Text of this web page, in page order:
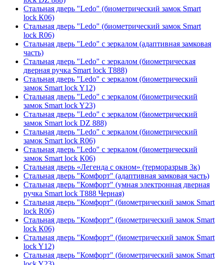
Стальная дверь "Ledo" (биометрический замок Smart
lock К06)
Стальная дверь "Ledo" (биометрический замок Smart
lock R06)
Стальная дверь "Ledo" с зеркалом (адаптивная замковая
часть)
Стальная дверь "Ledo" с зеркалом (биометрическая
дверная ручка Smart lock T888)
Стальная дверь "Ledo" с зеркалом (биометрический
замок Smart lock Y12)
Стальная дверь "Ledo" с зеркалом (биометрический
замок Smart lock Y23)
Стальная дверь "Ledo" с зеркалом (биометрический
замок Smart lock DZ 888)
Стальная дверь "Ledo" с зеркалом (биометрический
замок Smart lock R06)
Стальная дверь "Ledo" с зеркалом (биометрический
замок Smart lock К06)
Стальная дверь «Легенда с окном» (терморазрыв 3к)
Стальная дверь "Комфорт" (адаптивная замковая часть)
Стальная дверь "Комфорт" (умная электронная дверная
ручка Smart lock T888 Черная)
Стальная дверь "Комфорт" (биометрический замок Smart
lock R06)
Стальная дверь "Комфорт" (биометрический замок Smart
lock К06)
Стальная дверь "Комфорт" (биометрический замок Smart
lock Y12)
Стальная дверь "Комфорт" (биометрический замок Smart